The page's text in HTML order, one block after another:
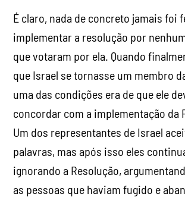
É claro, nada de concreto jamais foi
implementar a resolução por
que votaram por ela. Quando
que Israel se tornasse um membro
uma das condições era de que ele
concordar com a implementação da
Um dos representantes de Israel
palavras, mas após isso eles
ignorando a Resolução,
as pessoas que haviam fugido e